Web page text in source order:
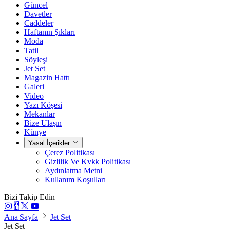
Güncel
Davetler
Caddeler
Haftanın Şıkları
Moda
Tatil
Söyleşi
Jet Set
Magazin Hattı
Galeri
Video
Yazı Köşesi
Mekanlar
Bize Ulaşın
Künye
Yasal İçerikler
Çerez Politikası
Gizlilik Ve Kvkk Politikası
Aydınlatma Metni
Kullanım Koşulları
Bizi Takip Edin
Ana Sayfa
Jet Set
Jet Set